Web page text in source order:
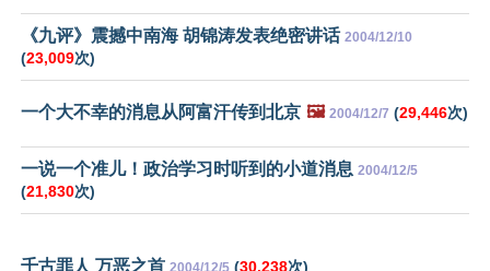
《九评》震撼中南海 胡锦涛发表绝密讲话 2004/12/10
(23,009次)
一个大不幸的消息从阿富汗传到北京 🖼️ 2004/12/7 (29,446次)
一说一个准儿！政治学习时听到的小道消息 2004/12/5
(21,830次)
千古罪人 万恶之首 2004/12/5 (30,238次)